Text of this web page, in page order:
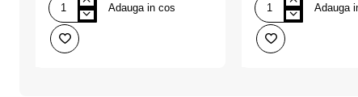
Bec
12V
C10W
Original
Adauga in cos
Bec
12v
c5w
original
Adauga